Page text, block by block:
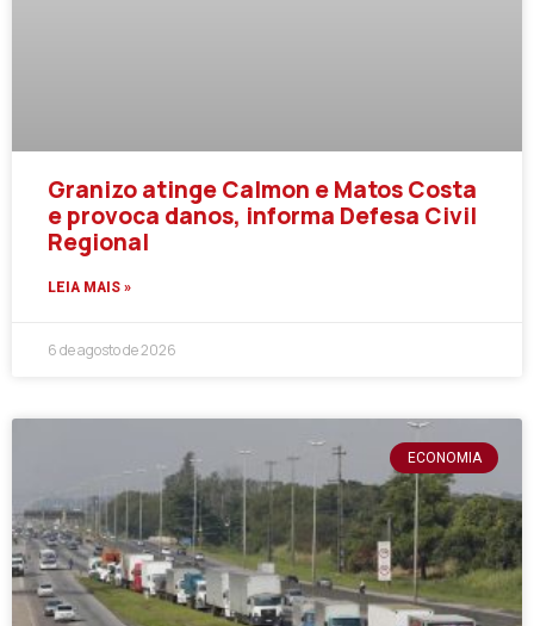
Granizo atinge Calmon e Matos Costa
e provoca danos, informa Defesa Civil
Regional
LEIA MAIS »
6 de agosto de 2026
ECONOMIA